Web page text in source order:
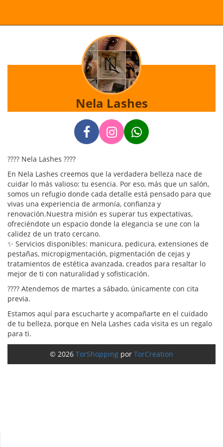
Nela Lashes
???? Nela Lashes ????
En Nela Lashes creemos que la verdadera belleza nace de
cuidar lo más valioso: tu esencia. Por eso, más que un salón,
somos un refugio donde cada detalle está pensado para que
vivas una experiencia de armonía, confianza y
renovación.Nuestra misión es superar tus expectativas,
ofreciéndote un espacio donde la elegancia se une con la
calidez de un trato cercano.
✨ Servicios disponibles: manicura, pedicura, extensiones de
pestañas, micropigmentación, pigmentación de cejas y
tratamientos de estética avanzada, creados para resaltar lo
mejor de ti con naturalidad y sofisticación.
???? Atendemos de martes a sábado, únicamente con cita
previa.
Estamos aquí para escucharte y acompañarte en el cuidado
de tu belleza, porque en Nela Lashes cada visita es un regalo
para ti.
© 2026 TorShopping por TorCreation